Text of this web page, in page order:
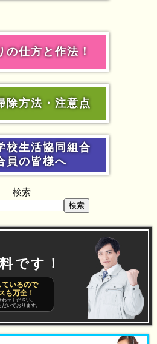
の仕方と作法！
除方法・注意点
校生活協同組合
員の皆様へ
検索
検索
です！
ているので
も万全！
せください。
いております。